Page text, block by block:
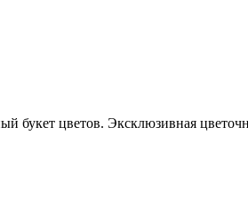
букет цветов. Эксклюзивная